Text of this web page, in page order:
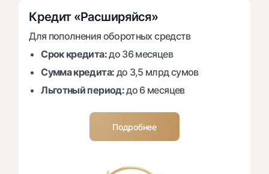
Кредит «Расширяйся»
Для пополнения оборотных средств
Срок кредита:до 36 месяцев
Сумма кредита: до 3,5 млрд сумов
Льготный период:до 6 месяцев
Подробнее